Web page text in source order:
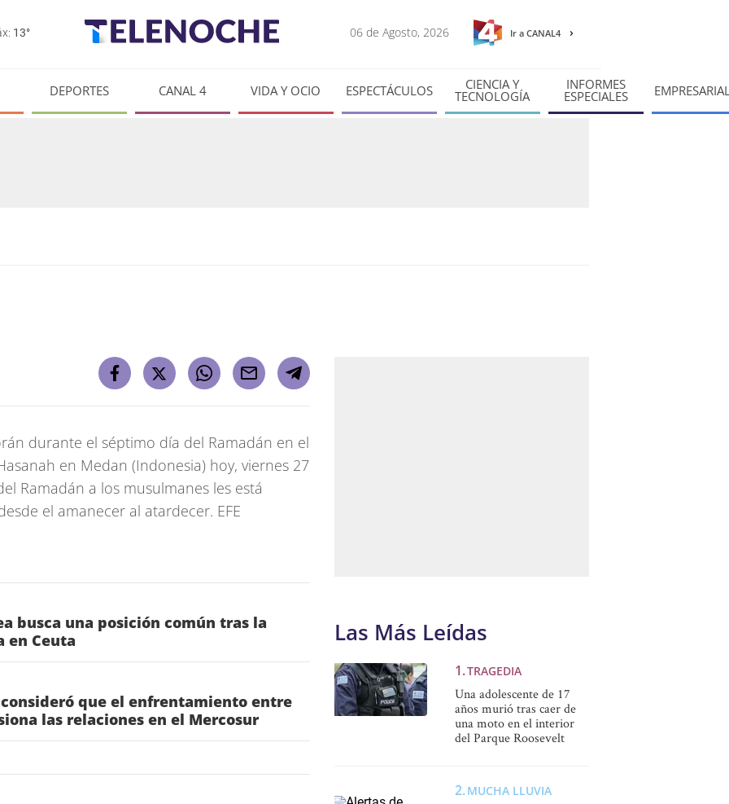
13° 06 de Agosto, 2026 Ir a CANAL4
DEPORTES CANAL 4 VIDA Y OCIO ESPECTÁCULOS CIENCIA Y
TECNOLOGÍA
INFORMES
ESPECIALES
durante el séptimo día del Ramadán en el
en Medan (Indonesia) hoy, viernes 27
Ramadán a los musulmanes les está
el amanecer al atardecer. EFE
busca una posición común tras la
en Ceuta
que el enfrentamiento entre
las relaciones en el Mercosur
Las Más Leídas
TRAGEDIA
Una adolescente de 17
años murió tras caer de
una moto en el interior
del Parque Roosevelt
MUCHA LLUVIA